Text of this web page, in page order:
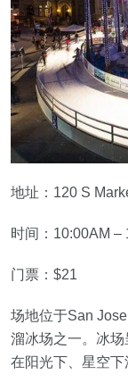
地址：120 S
时间：10:00AM –
门票：$21
场地位于San
溜冰场之一。冰
在阳光下、星空下